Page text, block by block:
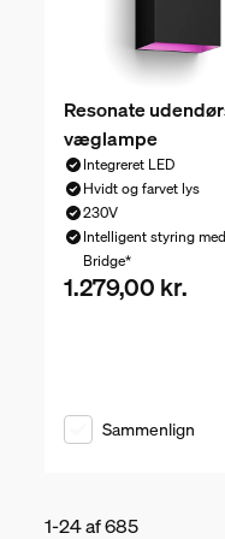
Resonate
væglampe
Integreret LED
Hvidt og farvet lys
230V
Intelligent styring
Bridge*
Nuværende pris er
1.279,00 kr.
Sammenlign
1-24 af 685